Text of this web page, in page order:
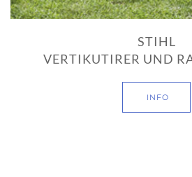
STIHL
VERTIKUTIRER UND
INFO